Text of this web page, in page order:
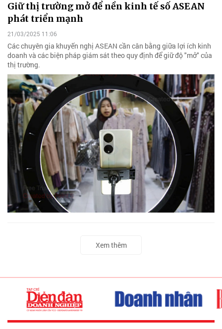
Giữ thị trường mở để nền kinh tế số ASEAN
phát triển mạnh
21/03/2025 11:06
Các chuyên gia khuyến nghị ASEAN cần cân bằng giữa lợi ích kinh
doanh và các biện pháp giám sát theo quy định để giữ độ "mở" của
thị trường.
Xem thêm